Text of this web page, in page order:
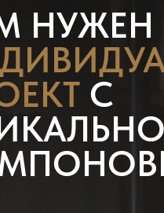
НУЖЕН
С